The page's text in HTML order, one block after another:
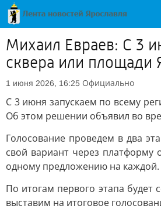
Михаил Евраев: С 3
сквера или площади
1 июня 2026, 16:25 Официально
С 3 июня запускаем по всему
Об этом решении объявил во
Голосование проведем в два
свой вариант через платформу
одному предложению на каждой.
По итогам первого этапа
выставим на итоговое